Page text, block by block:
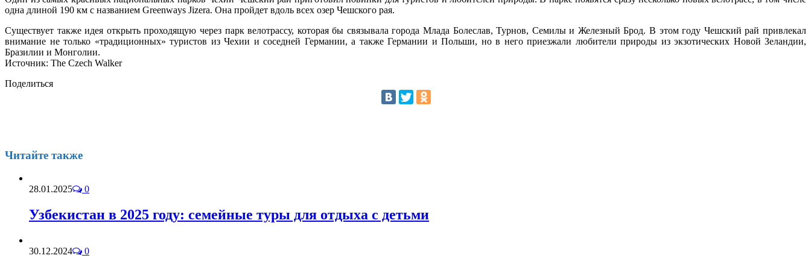
одна длиной 190 км с названием Greenways Jizera. Она пройдет вдоль всех озер Чешского рая.
Существует также идея открыть проходящую через парк велотрассу, которая бы связывала города Млада Болеслав, Турнов, Семилы и Железный Брод. В этом году Чешский рай привлекал
внимание не только «традиционных» туристов из Чехии и соседней Германии, а также Германии и Польши, но в него приезжали любители природы из экзотических Новой Зеландии,
Бразилии и Монголии.
Источник: The Czech Walker
Поделиться
Читайте также
28.01.2025 0
Узбекистан в 2025 году: семейные туры для отдыха с детьми
30.12.2024 0